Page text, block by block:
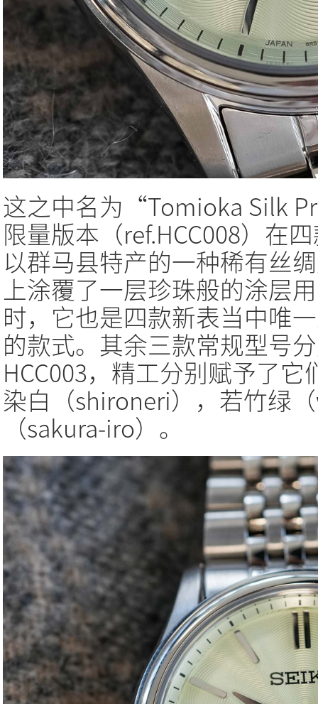
这之中名为“Tomioka Silk
限量版本（ref.HCC008）在
以群马县特产的一种稀有丝
上涂覆了一层珍珠般的涂层
时，它也是四款新表当中唯
的款式。其余三款常规型号
HCC003，精工分别赋予了
染白（shironeri），若竹绿
（sakura-iro）。